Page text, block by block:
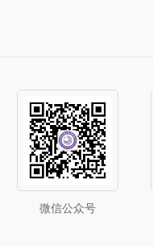
微信公众号